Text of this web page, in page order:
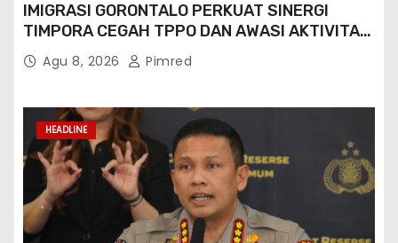
IMIGRASI GORONTALO PERKUAT SINERGI
TIMPORA CEGAH TPPO DAN AWASI AKTIVITAS
ORANG ASING DI GORONTALO UTARA
Agu 8, 2026 Pimred
HEADLINE